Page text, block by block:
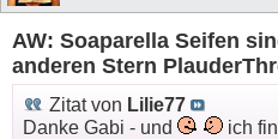
AW: Soaparella Seifen
anderen Stern
Zitat von Lilie77
Danke Gabi - und
ich